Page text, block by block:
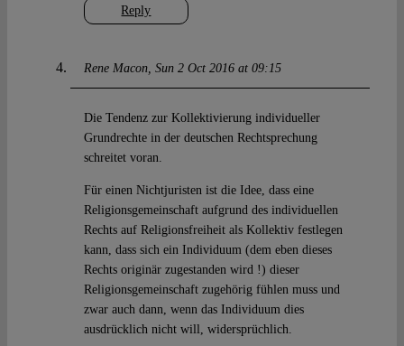
Reply
Rene Macon Sun 2 Oct 2016 at 09:15
Die Tendenz zur Kollektivierung individueller
Grundrechte in der deutschen Rechtsprechung
schreitet voran.
Für einen Nichtjuristen ist die Idee, dass eine
Religionsgemeinschaft aufgrund des individuellen
Rechts auf Religionsfreiheit als Kollektiv festlegen
kann, dass sich ein Individuum (dem eben dieses
Rechts originär zugestanden wird !) dieser
Religionsgemeinschaft zugehörig fühlen muss und
zwar auch dann, wenn das Individuum dies
ausdrücklich nicht will, widersprüchlich.